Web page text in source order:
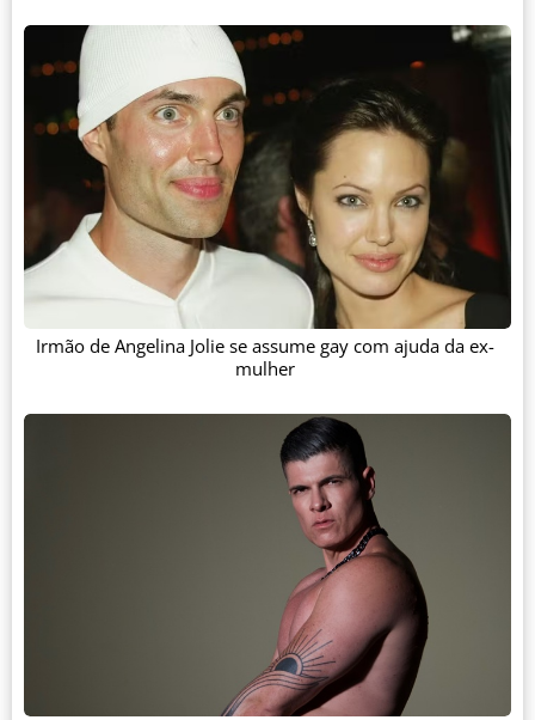
Irmão de Angelina Jolie se assume gay com ajuda da ex-
mulher